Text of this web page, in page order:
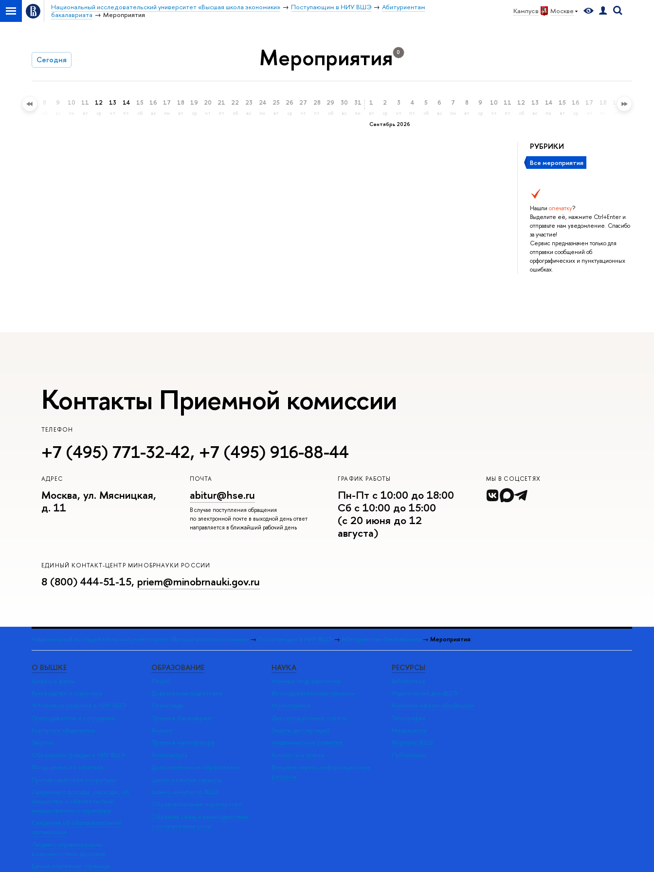
Кампус в Москве
Национальный исследовательский университет «Высшая школа экономики» Поступающим в НИУ ВШЭ
Абитуриентам
бакалавриата
Мероприятия
Сегодня Мероприятия 0
7 8 9 10
пн
11
вт
12
ср
13
чт
14
пт
15
сб
16
вс
17
пн
18
вт
19
ср
20
чт
21
пт
22
сб
23
вс
24
пн
25
вт
26
ср
27
чт
28
пт
29
сб
30
вс
31
пн
Сентябрь 2026
1
вт
2
ср
3
чт
4
пт
5
сб
6
вс
7
пн
8
вт
9
ср
10
чт
11
пт
12
сб
13
вс
14
пн
15
вт
16
ср
17 18 20
РУБРИКИ
Все мероприятия
Нашли опечатку?
Выделите её, нажмите Ctrl+Enter и
отправьте нам уведомление. Спасибо
за участие!
Сервис предназначен только для
отправки сообщений об
орфографических и пунктуационных
ошибках.
Контакты Приемной комиссии
ТЕЛЕФОН
+7 (495) 771-32-42, +7 (495) 916-88-44
АДРЕС
Москва, ул. Мясницкая,
д. 11
ПОЧТА
abitur@hse.ru
В случае поступления обращения
по электронной почте в выходной день ответ
направляется в ближайший рабочий день
ГРАФИК РАБОТЫ
Пн-Пт с 10:00 до 18:00
Сб с 10:00 до 15:00
(с 20 июня до 12
августа)
МЫ В СОЦСЕТЯХ
ЕДИНЫЙ КОНТАКТ-ЦЕНТР МИНОБРНАУКИ РОССИИ
8 (800) 444-51-15, priem@minobrnauki.gov.ru
Национальный исследовательский университет «Высшая школа экономики» → Поступающим в НИУ ВШЭ → Абитуриентам бакалавриата → Мероприятия
О ВЫШКЕ
Цифры и факты
Руководство и структура
Устойчивое развитие в НИУ ВШЭ
Преподаватели и сотрудники
Корпуса и общежития
Закупки
Обращения граждан в НИУ ВШЭ
Фонд целевого капитала
Противодействие коррупции
Сведения о доходах, расходах, об
имуществе и обязательствах
имущественного характера
Сведения об образовательной
организации
Людям с ограниченными
возможностями здоровья
Единая платежная страница
ОБРАЗОВАНИЕ
Лицей
Довузовская подготовка
Олимпиады
Прием в бакалавриат
Вышка+
Прием в магистратуру
Аспирантура
Дополнительное образование
Центр развития карьеры
Бизнес-инкубатор ВШЭ
Образовательные партнерства
Обратная связь и взаимодействие
с получателями услуг
НАУКА
Научные подразделения
Исследовательские проекты
Мониторинги
Диссертационные советы
Защиты диссертаций
Академическое развитие
Конкурсы и гранты
Внешние научно-информационные
ресурсы
РЕСУРСЫ
Библиотека
Издательский дом ВШЭ
Книжный магазин «БукВышка»
Типография
Медиацентр
Журналы ВШЭ
Публикации